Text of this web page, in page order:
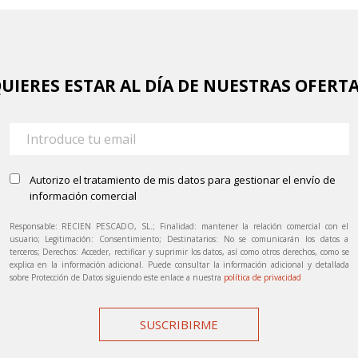
ESTAR AL DÍA DE NUESTRAS
Autorizo el tratamiento de mis datos para gestionar el envío de
información comercial
Responsable: RECIEN PESCADO, SL.; Finalidad: mantener la relación comercial con el
usuario; Legitimación: Consentimiento; Destinatarios: No se comunicarán los datos a
terceros; Derechos: Acceder, rectificar y suprimir los datos, así como otros derechos, como se
explica en la información adicional. Puede consultar la información adicional y detallada
sobre Protección de Datos siguiendo este enlace a nuestra política de privacidad
SUSCRIBIRME